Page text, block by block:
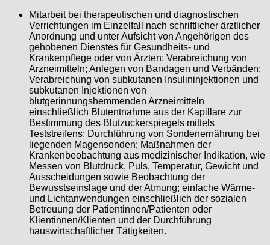
Mitarbeit bei therapeutischen und diagnostischen
Verrichtungen im Einzelfall nach schriftlicher ärztlicher
Anordnung und unter Aufsicht von Angehörigen des
gehobenen Dienstes für Gesundheits- und
Krankenpflege oder von Ärzten: Verabreichung von
Arzneimitteln; Anlegen von Bandagen und Verbänden;
Verabreichung von subkutanen Insulininjektionen und
subkutanen Injektionen von
blutgerinnungshemmenden Arzneimitteln
einschließlich Blutentnahme aus der Kapillare zur
Bestimmung des Blutzuckerspiegels mittels
Teststreifens; Durchführung von Sondenernährung bei
liegenden Magensonden; Maßnahmen der
Krankenbeobachtung aus medizinischer Indikation, wie
Messen von Blutdruck, Puls, Temperatur, Gewicht und
Ausscheidungen sowie Beobachtung der
Bewusstseinslage und der Atmung; einfache Wärme-
und Lichtanwendungen einschließlich der sozialen
Betreuung der Patientinnen/Patienten oder
Klientinnen/Klienten und der Durchführung
hauswirtschaftlicher Tätigkeiten.